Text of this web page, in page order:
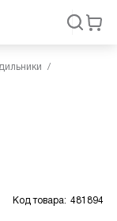
Код товара: 481894